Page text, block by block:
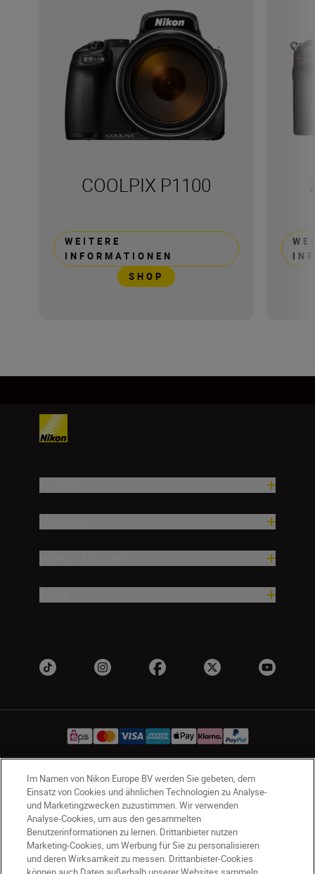
COOLPIX P1100
WEITERE
INFORMATIONEN
SHOP
AT Nikon Sites
Kontaktieren Sie uns
Datenschutzhinweis
Nutzungsbedingungen
Geschäftsbedingungen des Nikon Stores
Cookie-Hinweise
Barrierefreiheit
Im Namen von Nikon Europe BV werden Sie gebeten, dem
Einsatz von Cookies und ähnlichen Technologien zu Analyse-
und Marketingzwecken zuzustimmen. Wir verwenden
Analyse-Cookies, um aus den gesammelten
Benutzerinformationen zu lernen. Drittanbieter nutzen
Marketing-Cookies, um Werbung für Sie zu personalisieren
und deren Wirksamkeit zu messen. Drittanbieter-Cookies